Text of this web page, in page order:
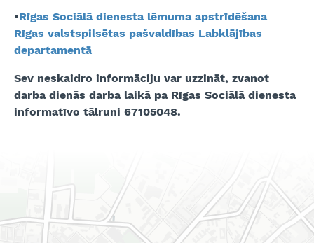
•Rīgas Sociālā dienesta lēmuma apstrīdēšana
Rīgas valstspilsētas pašvaldības Labklājības
departamentā
Sev neskaidro informāciju var uzzināt, zvanot
darba dienās darba laikā pa Rīgas Sociālā dienesta
informatīvo tālruni 67105048.